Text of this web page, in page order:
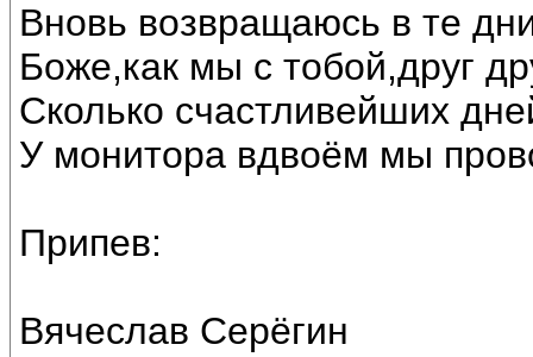
Вновь возвращаюсь в те
Боже,как мы с тобой,друг
Сколько счастливейших
У монитора вдвоём мы
Припев:
Вячеслав Серёгин